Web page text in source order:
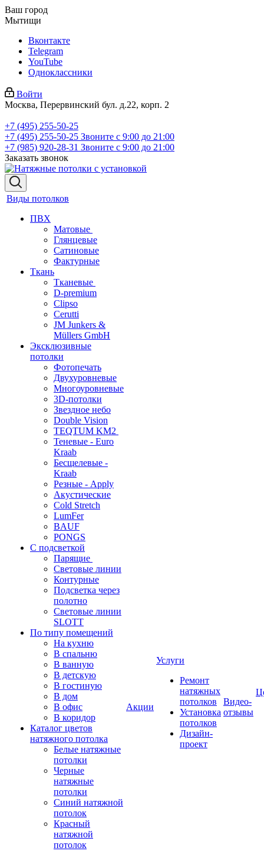
Ваш город
Мытищи
Вконтакте
Telegram
YouTube
Одноклассники
Войти
Москва, Перервинский бул. д.22, корп. 2
+7 (495) 255-50-25
+7 (495) 255-50-25 Звоните с 9:00 до 21:00
+7 (985) 920-28-31 Звоните с 9:00 до 21:00
Заказать звонок
Виды потолков
ПВХ
Матовые
Глянцевые
Сатиновые
Фактурные
Ткань
Тканевые
D-premium
Clipso
Cerutti
JM Junkers &
Müllers GmbH
Эксклюзивные
потолки
Фотопечать
Двухуровневые
Многоуровневые
3D-потолки
Звездное небо
Double Vision
TEQTUM KM2
Теневые - Euro
Kraab
Бесщелевые -
Kraab
Резные - Apply
Акустические
Cold Stretch
LumFer
BAUF
PONGS
С подсветкой
Парящие
Световые линии
Контурные
Подсветка через
полотно
Световые линии
SLOTT
По типу помещений
На кухню
В спальню
В ванную
В детскую
В гостиную
В дом
В офис
В коридор
Каталог цветов
натяжного потолка
Белые натяжные
потолки
Черные
натяжные
потолки
Синий натяжной
потолок
Красный
натяжной
потолок
Акции
Услуги
Ремонт
натяжных
потолков
Установка
потолков
Дизайн-
проект
Видео-
отзывы